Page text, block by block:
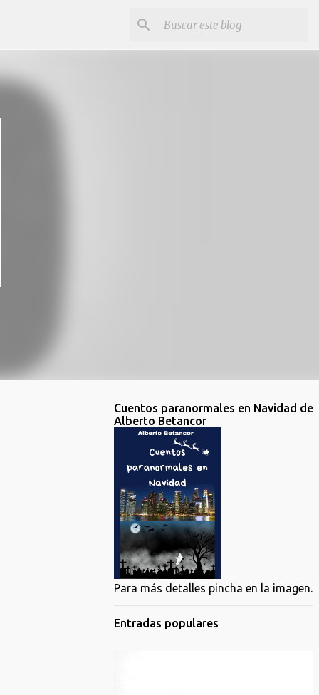
Cuentos paranormales en Navidad de
Alberto Betancor
Para más detalles pincha en la imagen.
Entradas populares